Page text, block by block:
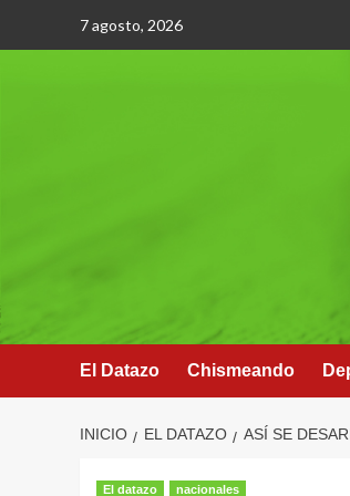
7 agosto, 2026
El Datazo Chismeando
INICIO EL DATAZO ASÍ SE
El datazo nacionales